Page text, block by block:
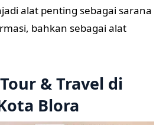
alat penting sebagai sarana
bahkan sebagai alat
& Travel di
Blora